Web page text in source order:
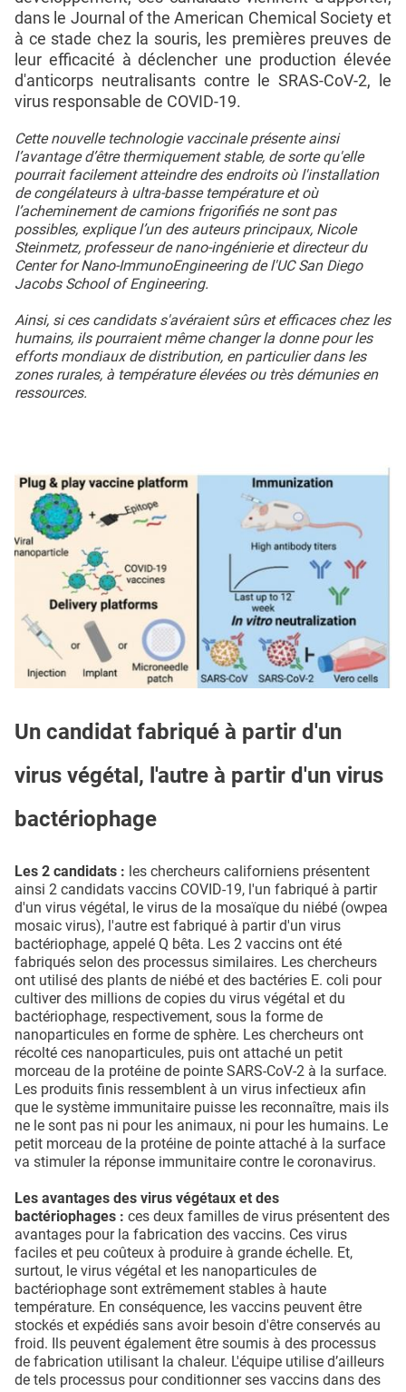
dans le Journal of the American Chemical Society et
à ce stade chez la souris, les premières preuves de
leur efficacité à déclencher une production élevée
d'anticorps neutralisants contre le SRAS-CoV-2, le
virus responsable de COVID-19.
Cette nouvelle technologie vaccinale présente ainsi
l’avantage d’être thermiquement stable, de sorte qu'elle
pourrait facilement atteindre des endroits où l'installation
de congélateurs à ultra-basse température et où
l’acheminement de camions frigorifiés ne sont pas
possibles, explique l’un des auteurs principaux, Nicole
Steinmetz, professeur de nano-ingénierie et directeur du
Center for Nano-ImmunoEngineering de l'UC San Diego
Jacobs School of Engineering.
Ainsi, si ces candidats s'avéraient sûrs et efficaces chez les
humains, ils pourraient même changer la donne pour les
efforts mondiaux de distribution, en particulier dans les
zones rurales, à température élevées ou très démunies en
ressources.
Un candidat fabriqué à partir d'un
virus végétal, l'autre à partir d'un virus
bactériophage
Les 2 candidats : les chercheurs californiens présentent
ainsi 2 candidats vaccins COVID-19, l'un fabriqué à partir
d'un virus végétal, le virus de la mosaïque du niébé (owpea
mosaic virus), l'autre est fabriqué à partir d'un virus
bactériophage, appelé Q bêta. Les 2 vaccins ont été
fabriqués selon des processus similaires. Les chercheurs
ont utilisé des plants de niébé et des bactéries E. coli pour
cultiver des millions de copies du virus végétal et du
bactériophage, respectivement, sous la forme de
nanoparticules en forme de sphère. Les chercheurs ont
récolté ces nanoparticules, puis ont attaché un petit
morceau de la protéine de pointe SARS-CoV-2 à la surface.
Les produits finis ressemblent à un virus infectieux afin
que le système immunitaire puisse les reconnaître, mais ils
ne le sont pas ni pour les animaux, ni pour les humains. Le
petit morceau de la protéine de pointe attaché à la surface
va stimuler la réponse immunitaire contre le coronavirus.
Les avantages des virus végétaux et des
bactériophages : ces deux familles de virus présentent des
avantages pour la fabrication des vaccins. Ces virus
faciles et peu coûteux à produire à grande échelle. Et,
surtout, le virus végétal et les nanoparticules de
bactériophage sont extrêmement stables à haute
température. En conséquence, les vaccins peuvent être
stockés et expédiés sans avoir besoin d'être conservés au
froid. Ils peuvent également être soumis à des processus
de fabrication utilisant la chaleur. L'équipe utilise d’ailleurs
de tels processus pour conditionner ses vaccins dans des